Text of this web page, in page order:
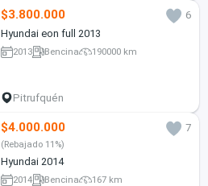
$3.800.000
6
Hyundai eon full 2013
2013 Bencina 190000 km
Pitrufquén
$4.000.000 7
(Rebajado 11%)
Hyundai 2014
2014 Bencina 167 km